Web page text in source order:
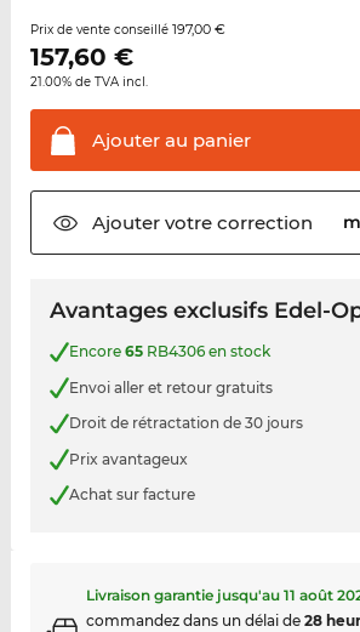
Prix de vente conseillé 197,00 €
157,60 €
21.00% de TVA incl.
Ajouter au panier
Ajouter votrecorrection
Avantages exclusifs Edel-
Encore 65RB4306 en stock
Envoi aller et retour gratuits
Droit de rétractation de 30 jours
Prix avantageux
Achat sur facture
Livraison garantie jusqu'au 11 août
commandez dans un délai de 28